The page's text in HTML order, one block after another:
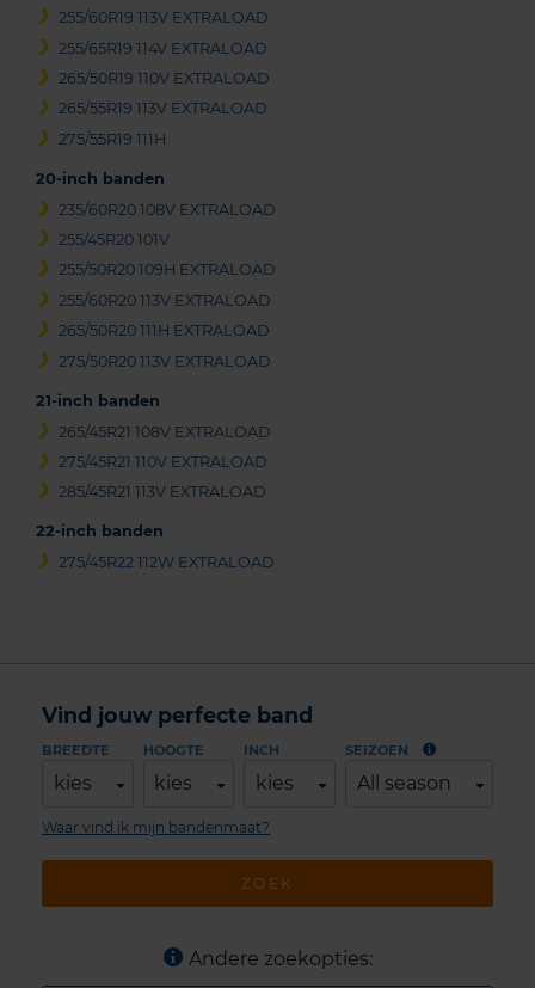
255/60R19 113V EXTRALOAD
255/65R19 114V EXTRALOAD
265/50R19 110V EXTRALOAD
265/55R19 113V EXTRALOAD
275/55R19 111H
20-inch banden
235/60R20 108V EXTRALOAD
255/45R20 101V
255/50R20 109H EXTRALOAD
255/60R20 113V EXTRALOAD
265/50R20 111H EXTRALOAD
275/50R20 113V EXTRALOAD
21-inch banden
265/45R21 108V EXTRALOAD
275/45R21 110V EXTRALOAD
285/45R21 113V EXTRALOAD
22-inch banden
275/45R22 112W EXTRALOAD
Vind jouw perfecte band
BREEDTE
kies
HOOGTE
kies
INCH
kies
SEIZOEN
All season
ZOEK
Waar vind ik mijn bandenmaat?
Andere zoekopties: